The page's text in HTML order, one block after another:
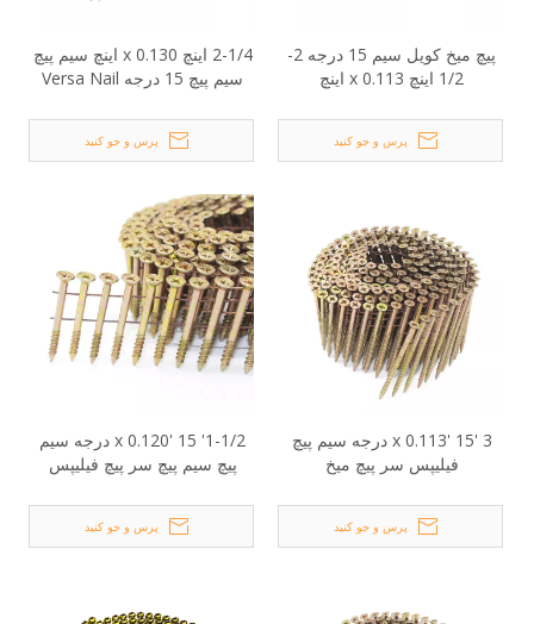
پیچ میخ کویل سیم 15 درجه 2-
1/2 اینچ x 0.113 اینچ
پرس و جو کنید
2-1/4 اینچ x 0.130 اینچ سیم پیچ
سیم پیچ 15 درجه Versa Nail
پرس و جو کنید
3 'x 0.113' 15 درجه سیم پیچ
فیلیپس سر پیچ میخ
پرس و جو کنید
1-1/2' x 0.120' 15 درجه سیم
پیچ سیم پیچ سر پیچ فیلیپس
پرس و جو کنید